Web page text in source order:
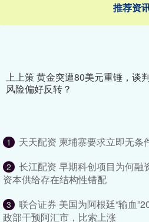
推荐资
上上策 黄金突遭80美元重锤，谈
风险偏好反转？
1 天天配资 柬埔寨要求立即无条
2
长江配资 早期科创项目为何融
资本供给存在结构性错配
3
联合证券 美国为阿根廷“输血
政部干预阿汇市，比索上涨